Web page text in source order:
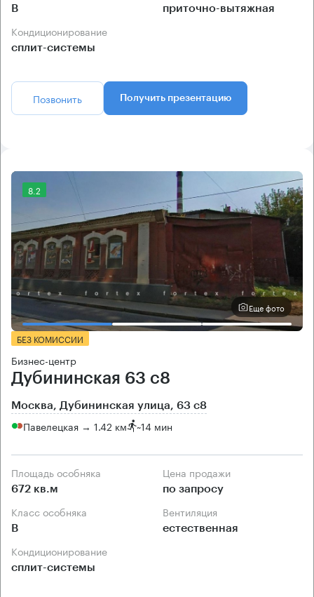
B приточно-вытяжная
Кондиционирование
сплит-системы
Позвонить Получить презентацию
8.2
Еще фото
БЕЗ КОМИССИИ
Бизнес-центр
Дубининская 63 с8
Москва, Дубининская улица, 63 с8
Павелецкая → 1.42 км ~14 мин
Площадь особняка
672 кв.м
Цена продажи
по запросу
Класс особняка
B
Вентиляция
естественная
Кондиционирование
сплит-системы